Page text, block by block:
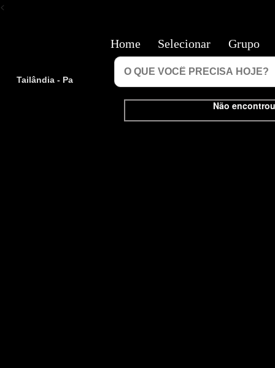
<
Tailândia - Pa
Não
Home Selecionar Grupo